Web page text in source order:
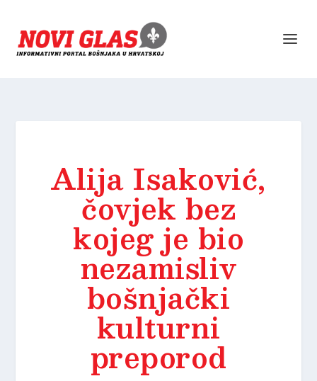
Alija Isaković,
čovjek bez
kojeg je bio
nezamisliv
bošnjački
kulturni
preporod